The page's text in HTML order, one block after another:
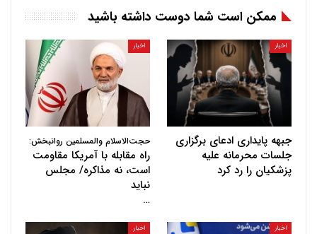
ممکن است شما دوست داشته باشید
اخبار
جبهه پایداری ادعای برگزاری
جلسات محرمانه علیه
پزشکیان را رد کرد
اخبار
حجت‌الاسلام والمسلمین روانبخش:
راه مقابله با آمریکا مقاومت
است، نه مذاکره/ مجلس
نباید
…
اخبار اخبار